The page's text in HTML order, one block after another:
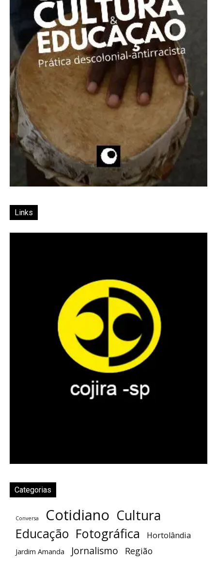
Links
Categorias
Conversa Cotidiano Cultura
Educação Fotográfica Hortolândia
Jardim Amanda Jornalismo Região